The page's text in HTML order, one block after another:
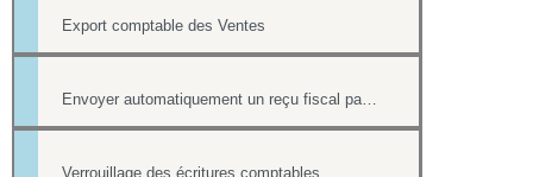
Export comptable des Ventes
Envoyer automatiquement un reçu fiscal par mail lors d'une réponse à un formulaire en ligne
Verrouillage des écritures comptables